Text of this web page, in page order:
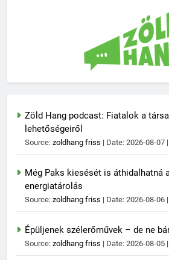
Zöld Hang podcast: Fiatalok a
lehetőségeiről
Source: zoldhang friss Date: 2026-08-07
Még Paks kiesését is áthidalhatná
energiatárolás
Source: zoldhang friss Date: 2026-08-06
Épüljenek szélerőművek – de ne
Source: zoldhang friss Date: 2026-08-05